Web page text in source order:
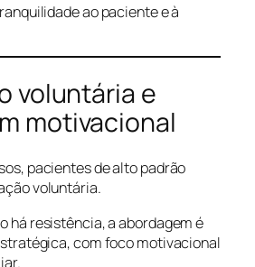
ao paciente e à
voluntária e
motivacional
pacientes de alto padrão
voluntária.
há resistência, a abordagem é
com foco motivacional